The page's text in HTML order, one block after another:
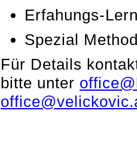
Erfahungs-
Spezial
Für Details
bitte unter